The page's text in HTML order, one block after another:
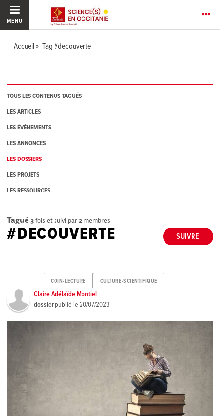
MENU
Accueil Tag #decouverte
TOUS LES CONTENUS TAGUÉS
LES ARTICLES
LES ÉVÉNEMENTS
LES ANNONCES
LES DOSSIERS
LES PROJETS
LES RESSOURCES
Tagué 3fois et suivi par2 membres
SUIVRE
#DECOUVERTE
COIN-LECTURE CULTURE-SCIENTIFIQUE
Claire Adélaïde Montiel
dossier publié le20/07/2023